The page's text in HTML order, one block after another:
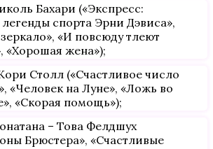
Бахари («Экспресс:
спорта Эрни Дэвиса»,
«И повсюду тлеют
«Хорошая жена»);
Столл («Счастливое число
«Человек на Луне», «Ложь во
«Скорая помощь»);
– Това Фелдшух
Брюстера», «Счастливые